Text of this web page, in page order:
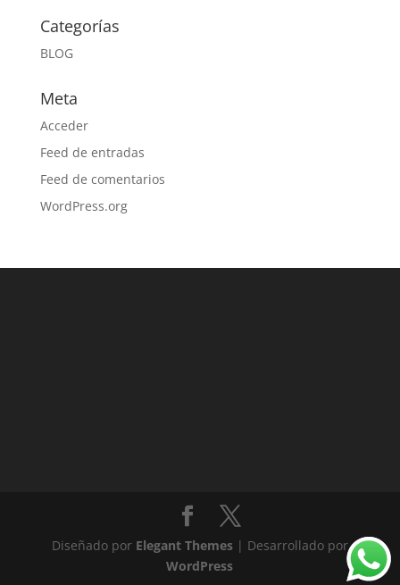
Categorías
BLOG
Meta
Acceder
Feed de entradas
Feed de comentarios
WordPress.org
Diseñado por Elegant Themes| Desarrollado por
WordPress